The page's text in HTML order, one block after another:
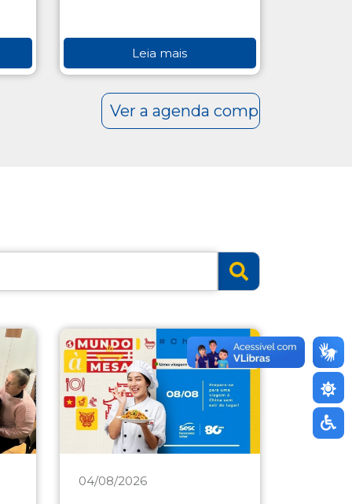
Leia mais
Saúde
04/08/2026